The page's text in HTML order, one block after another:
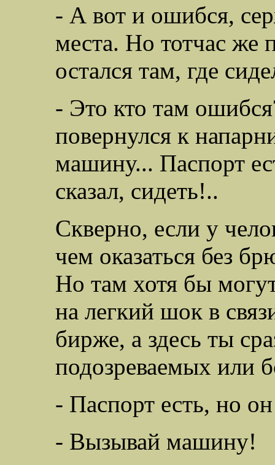
- А вот и ошибся,
места. Но тотчас же
остался там, где
- Это кто там
повернулся к
машину... Паспорт
сказал, сидеть!..
Скверно, если у
чем оказаться без
Но там хотя бы
на легкий шок в
бирже, а здесь ты
подозреваемых или
- Паспорт есть, но
- Вызывай машину!